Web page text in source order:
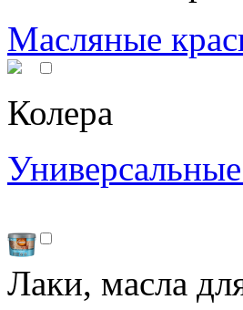
Масляные
Колера
Лаки, масла